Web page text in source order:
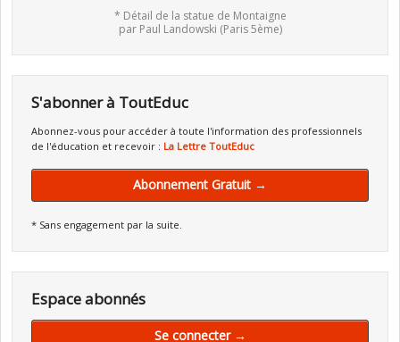
* Détail de la statue de Montaigne
par Paul Landowski (Paris 5ème)
S'abonner à ToutEduc
Abonnez-vous pour accéder à toute l'information des professionnels
de l'éducation et recevoir : La Lettre ToutEduc
Abonnement Gratuit →
* Sans engagement par la suite.
Espace abonnés
Se connecter →